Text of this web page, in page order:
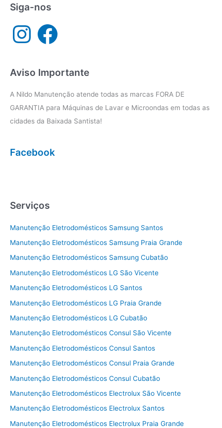
Siga-nos
n
a
m
a
c
Aviso Importante
A Nildo Manutenção atende todas as marcas FORA DE
GARANTIA para Máquinas de Lavar e Microondas em todas as
cidades da Baixada Santista!
Facebook
Serviços
Manutenção Eletrodomésticos Samsung Santos
Manutenção Eletrodomésticos Samsung Praia Grande
Manutenção Eletrodomésticos Samsung Cubatão
Manutenção Eletrodomésticos LG São Vicente
Manutenção Eletrodomésticos LG Santos
Manutenção Eletrodomésticos LG Praia Grande
Manutenção Eletrodomésticos LG Cubatão
Manutenção Eletrodomésticos Consul São Vicente
Manutenção Eletrodomésticos Consul Santos
Manutenção Eletrodomésticos Consul Praia Grande
Manutenção Eletrodomésticos Consul Cubatão
Manutenção Eletrodomésticos Electrolux São Vicente
Manutenção Eletrodomésticos Electrolux Santos
Manutenção Eletrodomésticos Electrolux Praia Grande